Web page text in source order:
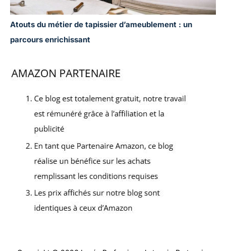
Atouts du métier de tapissier d’ameublement : un
parcours enrichissant